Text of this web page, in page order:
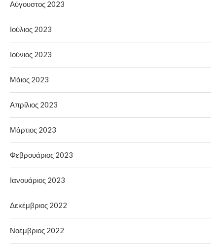
Αύγουστος 2023
Ιούλιος 2023
Ιούνιος 2023
Μάιος 2023
Απρίλιος 2023
Μάρτιος 2023
Φεβρουάριος 2023
Ιανουάριος 2023
Δεκέμβριος 2022
Νοέμβριος 2022